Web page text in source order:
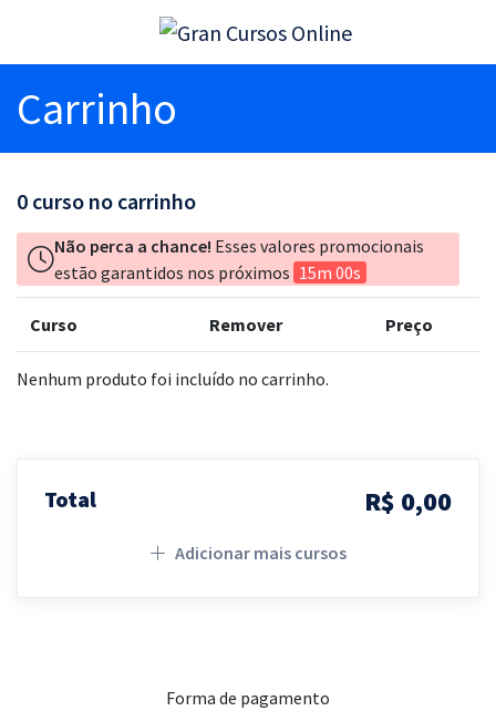
Carrinho
0 curso no carrinho
Não perca a chance! Esses valores promocionais
estão garantidos nos próximos 15m 00s
Curso Remover Preço
Nenhum produto foi incluído no carrinho.
Total R$ 0,00
Adicionar mais cursos
Forma de pagamento